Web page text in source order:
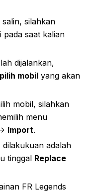
silahkan
pada saat kalian
dijalankan,
pilih mobil yang akan
mobil, silahkan
menu
Import.
adalah
tinggal Replace
FR Legends